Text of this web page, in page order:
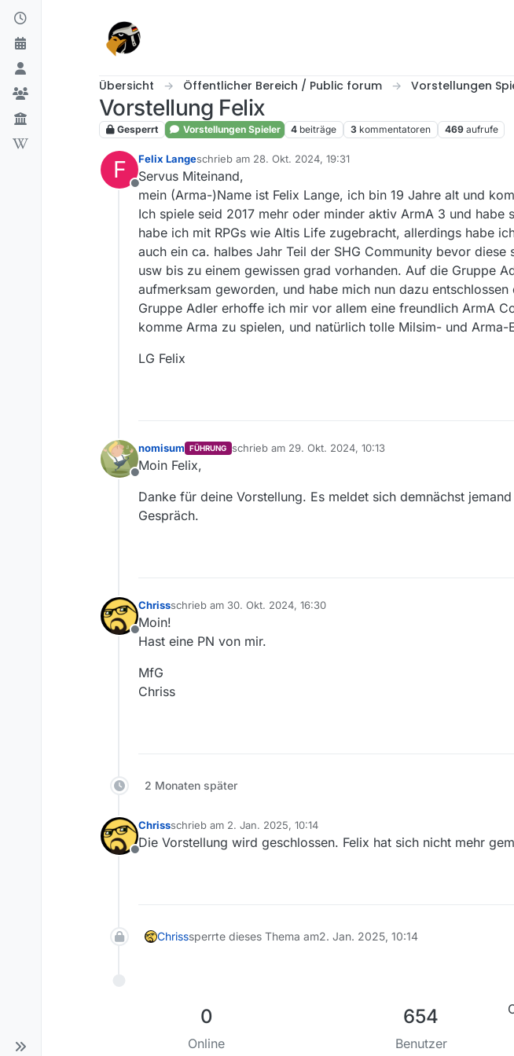
Skip to content
Übersicht Öffentlicher Bereich / Public forum Vorstellungen
Vorstellung Felix
Gesperrt Vorstellungen Spieler 4 beiträge 3 kommentatoren 469 aufrufe
F
Offline
Felix Langeschrieb am 28. Okt. 2024, 19:31
zuletzt editiert von
Servus Miteinand,
mein (Arma-)Name ist Felix Lange, ich bin 19 Jahre alt und
Ich spiele seid 2017 mehr oder minder aktiv ArmA 3 und
habe ich mit RPGs wie Altis Life zugebracht, allerdings habe
auch ein ca. halbes Jahr Teil der SHG Community bevor
usw bis zu einem gewissen grad vorhanden. Auf die Gruppe
aufmerksam geworden, und habe mich nun dazu
Gruppe Adler erhoffe ich mir vor allem eine freundlich ArmA
komme Arma zu spielen, und natürlich tolle Milsim- und Arma-
LG Felix
Offline
nomisum FÜHRUNG schrieb am 29. Okt. 2024, 10:13
zuletzt editiert von
Moin Felix,
Danke für deine Vorstellung. Es meldet sich demnächst
Gespräch.
Offline
Chrissschrieb am 30. Okt. 2024, 16:30
zuletzt editiert von
Moin!
Hast eine PN von mir.
MfG
Chriss
2 Monaten später
Offline
Chrissschrieb am 2. Jan. 2025, 10:14
zuletzt editiert von
Die Vorstellung wird geschlossen. Felix hat sich nicht mehr
Chrisssperrte dieses Thema am2. Jan. 2025, 10:14
0
Online
654
Benutzer